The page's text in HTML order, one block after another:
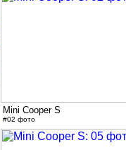
Mini Cooper S
#02 фото